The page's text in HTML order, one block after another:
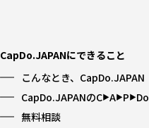
CapDo.JAPANにできること
こんなとき、CapDo.JAPAN
CapDo.JAPANのC▶︎A▶︎P▶︎Do
無料相談